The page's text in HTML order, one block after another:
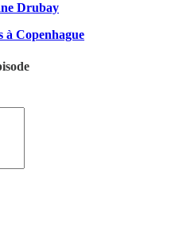
Drubay
à Copenhague